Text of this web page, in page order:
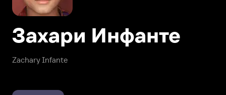
Zachary Infante
Захари Инфанте